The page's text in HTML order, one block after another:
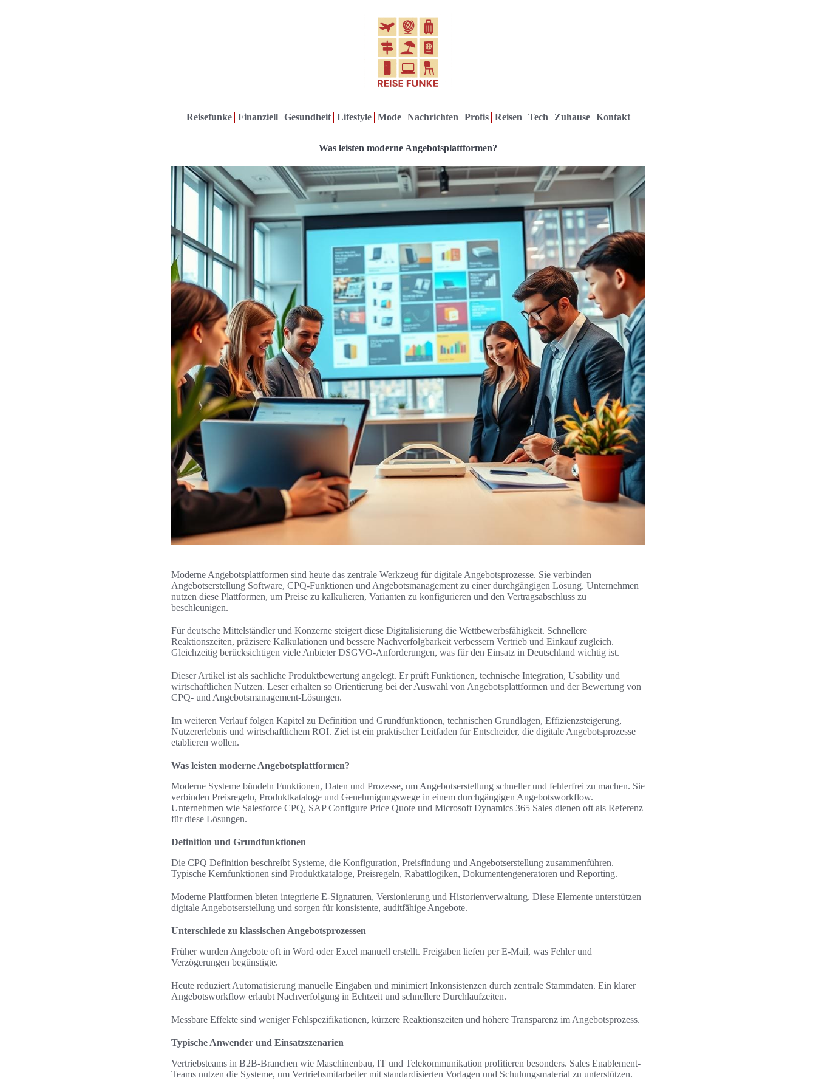
Reisefunke Finanziell Gesundheit Lifestyle Mode Nachrichten Profis Reisen Tech Zuhause Kontakt
Was leisten moderne Angebotsplattformen?
Moderne Angebotsplattformen sind heute das zentrale Werkzeug für digitale Angebotsprozesse. Sie verbinden
Angebotserstellung Software, CPQ-Funktionen und Angebotsmanagement zu einer durchgängigen Lösung. Unternehmen
nutzen diese Plattformen, um Preise zu kalkulieren, Varianten zu konfigurieren und den Vertragsabschluss zu
beschleunigen.
Für deutsche Mittelständler und Konzerne steigert diese Digitalisierung die Wettbewerbsfähigkeit. Schnellere
Reaktionszeiten, präzisere Kalkulationen und bessere Nachverfolgbarkeit verbessern Vertrieb und Einkauf zugleich.
Gleichzeitig berücksichtigen viele Anbieter DSGVO-Anforderungen, was für den Einsatz in Deutschland wichtig ist.
Dieser Artikel ist als sachliche Produktbewertung angelegt. Er prüft Funktionen, technische Integration, Usability und
wirtschaftlichen Nutzen. Leser erhalten so Orientierung bei der Auswahl von Angebotsplattformen und der Bewertung von
CPQ- und Angebotsmanagement-Lösungen.
Im weiteren Verlauf folgen Kapitel zu Definition und Grundfunktionen, technischen Grundlagen, Effizienzsteigerung,
Nutzererlebnis und wirtschaftlichem ROI. Ziel ist ein praktischer Leitfaden für Entscheider, die digitale Angebotsprozesse
etablieren wollen.
Was leisten moderne Angebotsplattformen?
Moderne Systeme bündeln Funktionen, Daten und Prozesse, um Angebotserstellung schneller und fehlerfrei zu machen. Sie
verbinden Preisregeln, Produktkataloge und Genehmigungswege in einem durchgängigen Angebotsworkflow.
Unternehmen wie Salesforce CPQ, SAP Configure Price Quote und Microsoft Dynamics 365 Sales dienen oft als Referenz
für diese Lösungen.
Definition und Grundfunktionen
Die CPQ Definition beschreibt Systeme, die Konfiguration, Preisfindung und Angebotserstellung zusammenführen.
Typische Kernfunktionen sind Produktkataloge, Preisregeln, Rabattlogiken, Dokumentengeneratoren und Reporting.
Moderne Plattformen bieten integrierte E-Signaturen, Versionierung und Historienverwaltung. Diese Elemente unterstützen
digitale Angebotserstellung und sorgen für konsistente, auditfähige Angebote.
Unterschiede zu klassischen Angebotsprozessen
Früher wurden Angebote oft in Word oder Excel manuell erstellt. Freigaben liefen per E-Mail, was Fehler und
Verzögerungen begünstigte.
Heute reduziert Automatisierung manuelle Eingaben und minimiert Inkonsistenzen durch zentrale Stammdaten. Ein klarer
Angebotsworkflow erlaubt Nachverfolgung in Echtzeit und schnellere Durchlaufzeiten.
Messbare Effekte sind weniger Fehlspezifikationen, kürzere Reaktionszeiten und höhere Transparenz im Angebotsprozess.
Typische Anwender und Einsatzszenarien
Vertriebsteams in B2B-Branchen wie Maschinenbau, IT und Telekommunikation profitieren besonders. Sales Enablement-
Teams nutzen die Systeme, um Vertriebsmitarbeiter mit standardisierten Vorlagen und Schulungsmaterial zu unterstützen.